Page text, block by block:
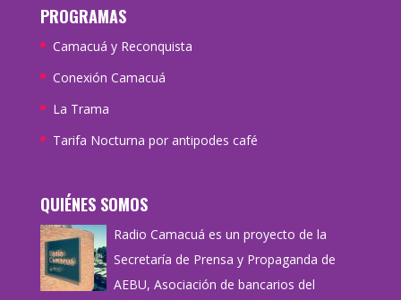
PROGRAMAS
Camacuá y Reconquista
Conexión Camacuá
La Trama
Tarifa Nocturna por antipodes café
QUIÉNES SOMOS
Radio Camacuá es un proyecto de la
Secretaría de Prensa y Propaganda de
AEBU, Asociación de bancarios del